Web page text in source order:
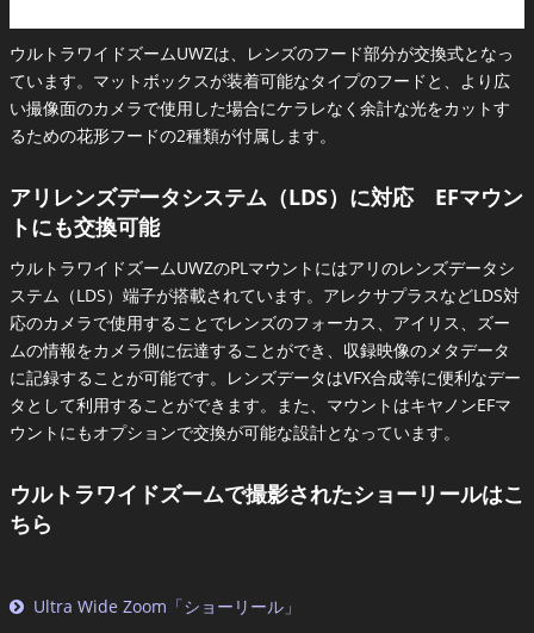
ウルトラワイドズームUWZは、レンズのフード部分が交換式となっ
ています。マットボックスが装着可能なタイプのフードと、より広
い撮像面のカメラで使用した場合にケラレなく余計な光をカットす
るための花形フードの2種類が付属します。
アリレンズデータシステム（LDS）に対応 EFマウン
トにも交換可能
ウルトラワイドズームUWZのPLマウントにはアリのレンズデータシ
ステム（LDS）端子が搭載されています。アレクサプラスなどLDS対
応のカメラで使用することでレンズのフォーカス、アイリス、ズー
ムの情報をカメラ側に伝達することができ、収録映像のメタデータ
に記録することが可能です。レンズデータはVFX合成等に便利なデー
タとして利用することができます。また、マウントはキヤノンEFマ
ウントにもオプションで交換が可能な設計となっています。
ウルトラワイドズームで撮影されたショーリールはこ
ちら
Ultra Wide Zoom「ショーリール」